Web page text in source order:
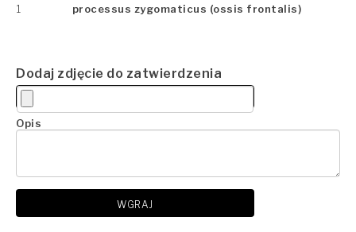
1
processus zygomaticus (ossis frontalis)
Dodaj zdjęcie do zatwierdzenia
Opis
WGRAJ